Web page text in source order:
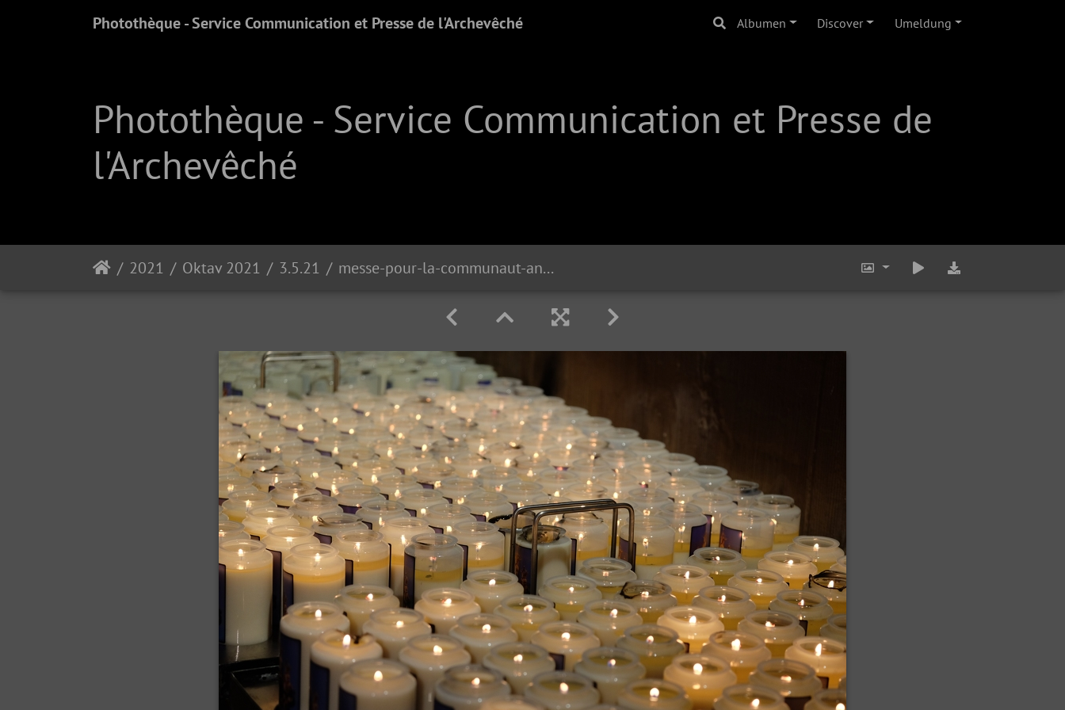
Photothèque - Service Communication et Presse de l'Archevêché Albumen Discover Umeldung
Photothèque - Service Communication et Presse de
l'Archevêché
2021 Oktav 2021 3.5.21 messe-pour-la-communaut-anglophone 51157984429 o